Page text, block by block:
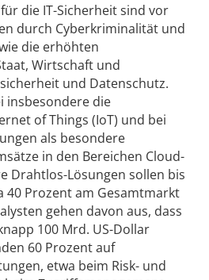
die IT-Sicherheit sind vor
durch Cyberkriminalität und
die erhöhten
Wirtschaft und
und Datenschutz.
insbesondere die
of Things (IoT) und bei
als besondere
in den Bereichen Cloud-
Drahtlos-Lösungen sollen bis
40 Prozent am Gesamtmarkt
gehen davon aus, dass
100 Mrd. US-Dollar
60 Prozent auf
etwa beim Risk- und